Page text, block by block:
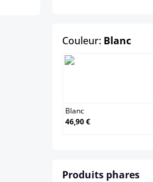
Couleur: Blancselect
Blanc
46,90 €
Produits phares